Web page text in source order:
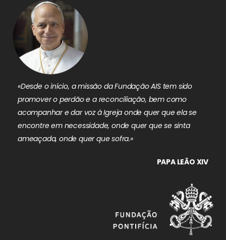
«Desde o início, a missão da Fundação AIS tem sido
promover o perdão e a reconciliação, bem como
acompanhar e dar voz à Igreja onde quer que ela se
encontre em necessidade, onde quer que se sinta
ameaçada, onde quer que sofra.»
PAPA LEÃO XIV